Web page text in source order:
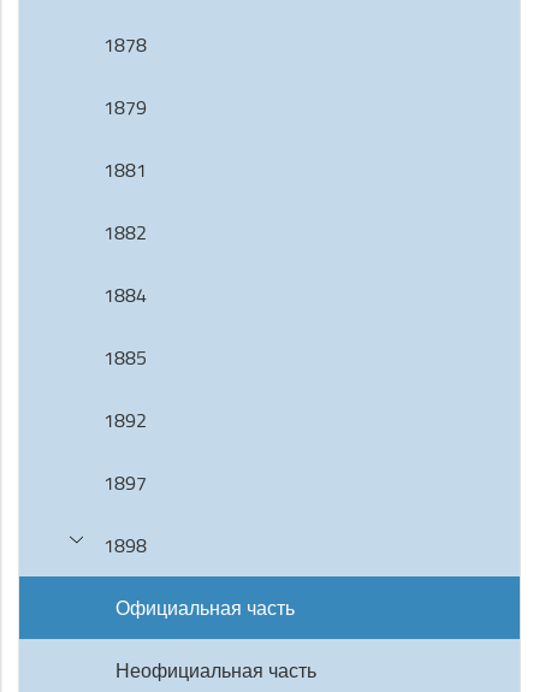
1878
1879
1881
1882
1884
1885
1892
1897
1898
Официальная часть
Неофициальная часть